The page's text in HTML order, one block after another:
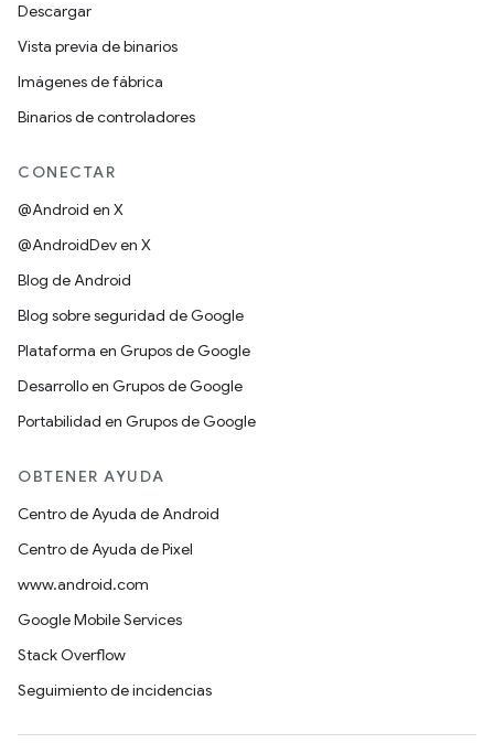
Descargar
Vista previa de binarios
Imágenes de fábrica
Binarios de controladores
CONECTAR
@Android en X
@AndroidDev en X
Blog de Android
Blog sobre seguridad de Google
Plataforma en Grupos de Google
Desarrollo en Grupos de Google
Portabilidad en Grupos de Google
OBTENER AYUDA
Centro de Ayuda de Android
Centro de Ayuda de Pixel
www.android.com
Google Mobile Services
Stack Overflow
Seguimiento de incidencias